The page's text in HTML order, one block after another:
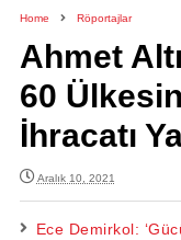
Home Röportajlar
Ahmet
60
İhracatı
Aralık 10, 2021
Ece Demirkol: